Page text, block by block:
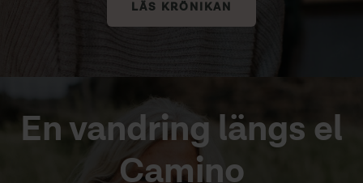
LÄS KRÖNIKAN
En vandring längs el
Camino